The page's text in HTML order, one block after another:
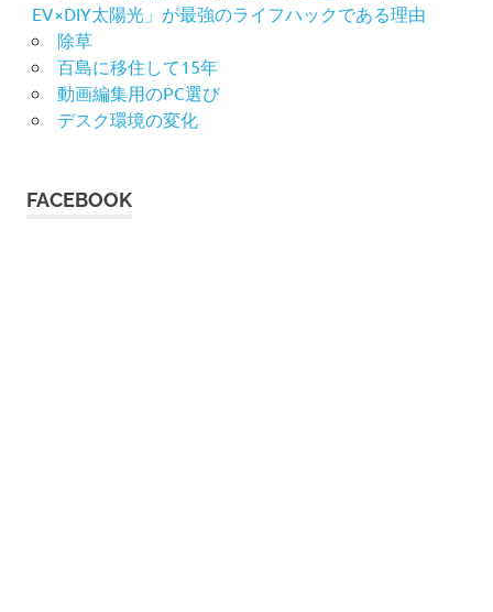
EV×DIY太陽光」が最強のライフハックである理由
除草
百島に移住して15年
動画編集用のPC選び
デスク環境の変化
FACEBOOK